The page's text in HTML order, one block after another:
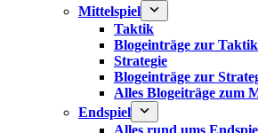
Mittelspiel
Taktik
Blogeinträge zur Taktik
Strategie
Blogeinträge zur
Alles Blogeiträge zum
Endspiel
Alles rund ums